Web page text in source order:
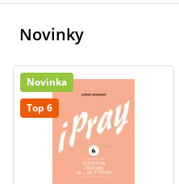
Novinky
Novinka
Top 6